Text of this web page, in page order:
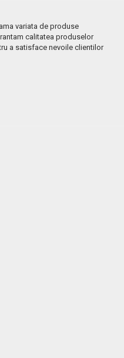
variata de produse
calitatea produselor
a satisface nevoile clientilor